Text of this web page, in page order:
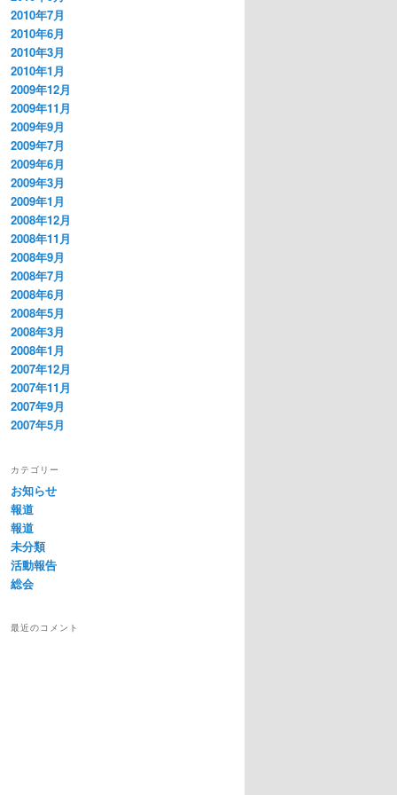
2010年7月
2010年6月
2010年3月
2010年1月
2009年12月
2009年11月
2009年9月
2009年7月
2009年6月
2009年3月
2009年1月
2008年12月
2008年11月
2008年9月
2008年7月
2008年6月
2008年5月
2008年3月
2008年1月
2007年12月
2007年11月
2007年9月
2007年5月
カテゴリー
お知らせ
報道
報道
未分類
活動報告
総会
最近のコメント